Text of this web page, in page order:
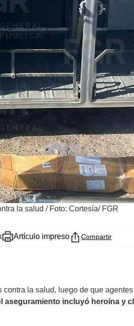
la salud / Foto: Cortesía/ FGR
Artículo impreso Compartir
la salud, luego de que
aseguramiento incluyó heroína y